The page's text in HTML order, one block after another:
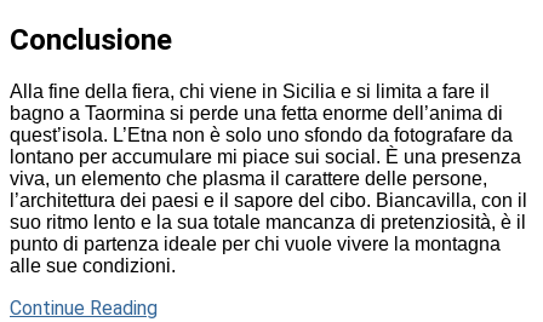
Conclusione
Alla fine della fiera, chi viene in Sicilia e si limita a fare il
bagno a Taormina si perde una fetta enorme dell’anima di
quest’isola. L’Etna non è solo uno sfondo da fotografare da
lontano per accumulare mi piace sui social. È una presenza
viva, un elemento che plasma il carattere delle persone,
l’architettura dei paesi e il sapore del cibo. Biancavilla, con il
suo ritmo lento e la sua totale mancanza di pretenziosità, è il
punto di partenza ideale per chi vuole vivere la montagna
alle sue condizioni.
Continue Reading